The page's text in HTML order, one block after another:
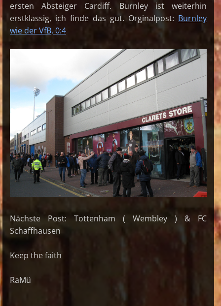
ersten Absteiger Cardiff. Burnley ist weiterhin
erstklassig, ich finde das gut. Orginalpost: Burnley
wie der VfB, 0:4
Nächste Post: Tottenham ( Wembley ) & FC
Schaffhausen
Keep the faith
RaMü